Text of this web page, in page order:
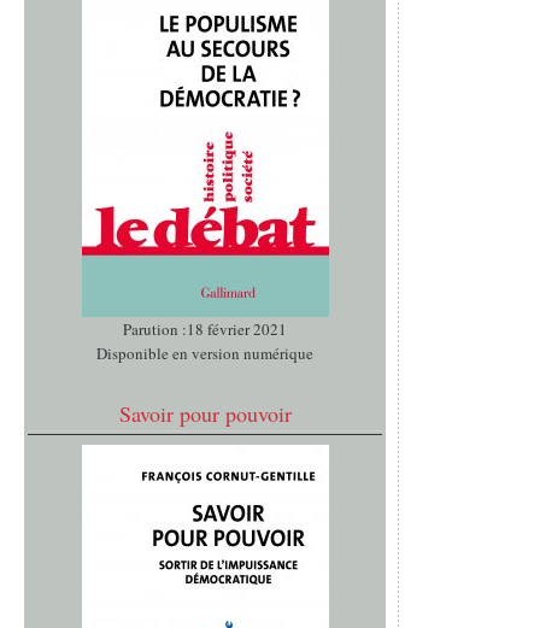
Parution :18 février 2021
Disponible en version numérique
Savoir pour pouvoir